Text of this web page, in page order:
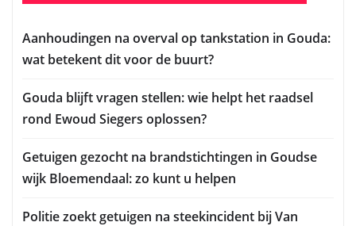
Aanhoudingen na overval op tankstation in Gouda:
wat betekent dit voor de buurt?
Gouda blijft vragen stellen: wie helpt het raadsel
rond Ewoud Siegers oplossen?
Getuigen gezocht na brandstichtingen in Goudse
wijk Bloemendaal: zo kunt u helpen
Politie zoekt getuigen na steekincident bij Van